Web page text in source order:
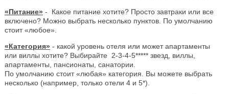
«Питание» - Какое питание хотите? Просто завтраки или все
включено? Можно выбрать несколько пунктов. По умолчанию
стоит «любое».
«Категория» - какой уровень отеля или может апартаменты
или виллы хотите? Выбирайте 2-3-4-5***** звезд, виллы,
апартаменты, пансионаты, санатории.
По умолчанию стоит «любая» категория. Вы можете выбрать
несколько (например, только отели 4 и 5*).